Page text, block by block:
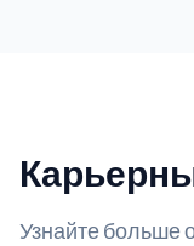
Узнайте больше